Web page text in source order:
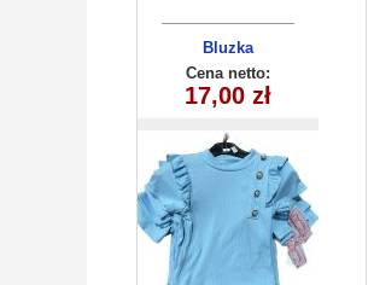
Bluzka
dziecieca
(6-16）6szt
Cena netto:
17,00 zł